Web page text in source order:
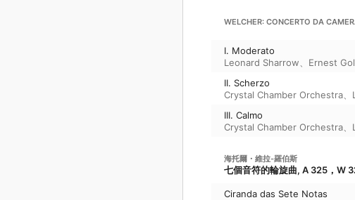
WELCHER: CONCERTO DA
I. Moderato
Leonard Sharrow
Ernest
II. Scherzo
Crystal Chamber Orchestra
III. Calmo
Crystal Chamber Orchestra
海托爾・維拉-羅伯斯
七個音符的輪旋曲, A 325，W
Ciranda das Sete Notas